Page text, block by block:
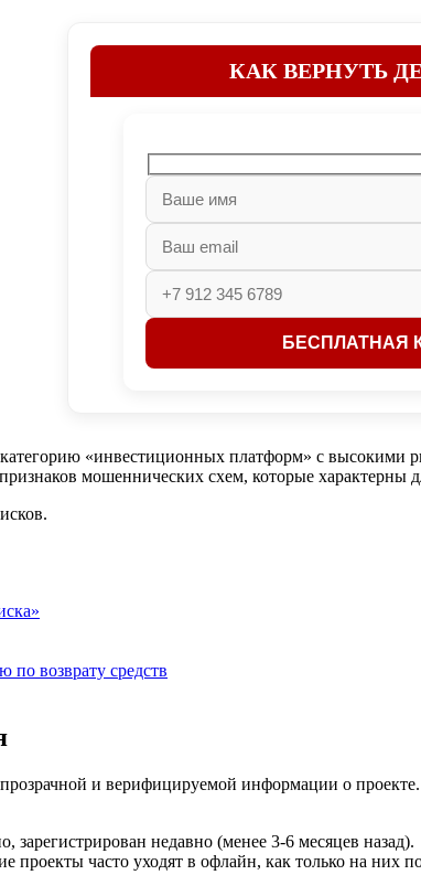
КАК ВЕРНУТЬ
«инвестиционных платформ» с высокими
мошеннических схем, которые
по возврату средств
и верифицируемой информации о
зарегистрирован недавно (менее 3-6 месяцев назад).
проекты часто уходят в офлайн, как только на них